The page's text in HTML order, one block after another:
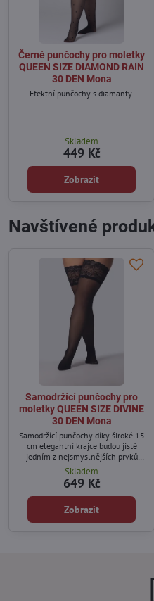
Černé punčochy pro moletky
QUEEN SIZE DIAMOND RAIN
30 DEN Mona
Efektní punčochy s diamanty.
Skladem
449 Kč
Zobrazit
Navštívené
Samodržící punčochy pro
moletky QUEEN SIZE DIVINE
30 DEN Mona
Samodržící punčochy díky široké 15
cm elegantní krajce budou jistě
jedním z nejsmyslnějších prvků
dámského spodního prádla.
Skladem
649 Kč
Zobrazit